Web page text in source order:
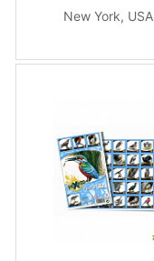
New York, USA